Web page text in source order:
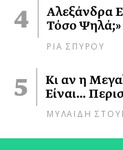
Αλεξάνδρα
Τόσο Ψηλά;»
ΡΙΑ ΣΠΥΡΟΥ
Κι αν η
Είναι…
ΜΥΛΑΙΔΗ